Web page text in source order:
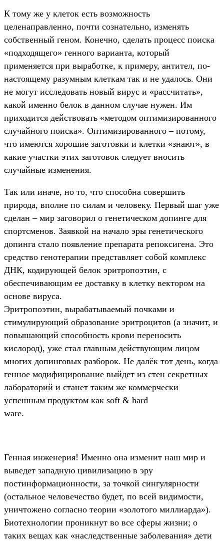
К тому же у клеток есть возможность
целенаправленно, почти сознательно, изменять
собственный геном. Конечно, сделать процесс поиска
«подходящего» генного варианта, который
применяется при выработке, к примеру, антител, по-
настоящему разумным клеткам так и не удалось. Они
не могут исследовать новый вирус и «рассчитать»,
какой именно белок в данном случае нужен. Им
приходится действовать «методом оптимизированного
случайного поиска». Оптимизированного – потому,
что имеются хорошие заготовки и клетки «знают», в
какие участки этих заготовок следует вносить
случайные изменения.
Так или иначе, но то, что способна совершить
природа, вполне по силам и человеку. Первый шаг уже
сделан – мир заговорил о генетическом допинге для
спортсменов. Заявкой на начало эры генетического
допинга стало появление препарата репоксигена. Это
средство генотерапии представляет собой комплекс
ДНК, кодирующей белок эритропоэтин, с
обеспечивающим ее доставку в клетку вектором на
основе вируса.
Эритропоэтин, вырабатываемый почками и
стимулирующий образование эритроцитов (а значит, и
повышающий способность крови переносить
кислород), уже стал главным действующим лицом
многих допинговых разборок. Не далёк тот день, когда
генное модифицирование выйдет из стен секретных
лабораторий и станет таким же коммерчески
успешным продуктом как soft & hard
ware.
Генная инженерия! Именно она изменит наш мир и
выведет западную цивилизацию в эру
постинформационности, за точкой сингулярности
(остальное человечество будет, по всей видимости,
уничтожено согласно теории «золотого миллиарда»).
Биотехнологии проникнут во все сферы жизни; о
таких вещах как «наследственные заболевания» дети